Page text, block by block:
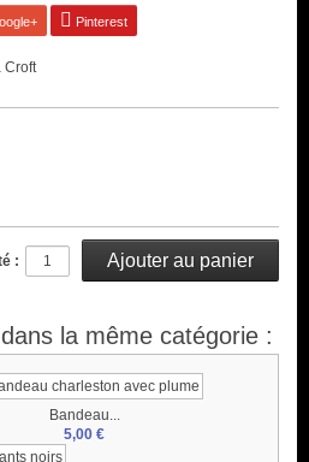
Pinterest
Croft
:
la même catégorie :
Bandeau...
5,00 €